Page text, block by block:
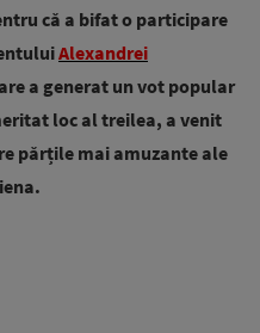
că a bifat o participare
Alexandrei
a generat un vot popular
loc al treilea, a venit
părțile mai amuzante ale